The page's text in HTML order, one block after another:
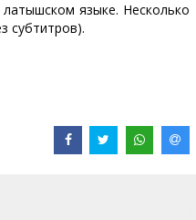
языке. Несколько
субтитров).
,Emma Stone, Peter